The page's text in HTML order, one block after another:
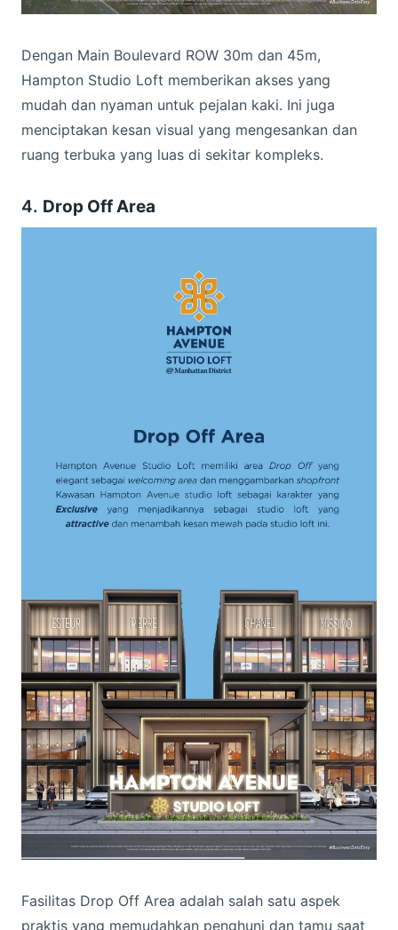
Dengan Main Boulevard ROW 30m dan 45m,
Hampton Studio Loft memberikan akses yang
mudah dan nyaman untuk pejalan kaki. Ini juga
menciptakan kesan visual yang mengesankan dan
ruang terbuka yang luas di sekitar kompleks.
4. Drop Off Area
Fasilitas Drop Off Area adalah salah satu aspek
praktis yang memudahkan penghuni dan tamu saat